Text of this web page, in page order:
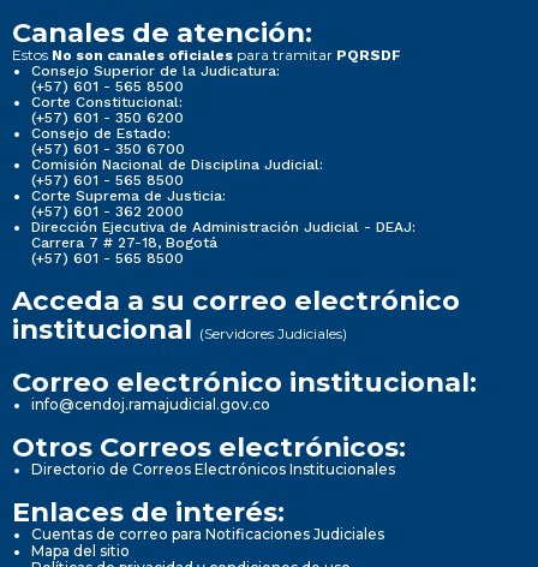
Canales de atención:
Estos No son canales oficiales para tramitar PQRSDF
Consejo Superior de la Judicatura:
(+57) 601 - 565 8500
Corte Constitucional:
(+57) 601 - 350 6200
Consejo de Estado:
(+57) 601 - 350 6700
Comisión Nacional de Disciplina Judicial:
(+57) 601 - 565 8500
Corte Suprema de Justicia:
(+57) 601 - 362 2000
Dirección Ejecutiva de Administración Judicial - DEAJ:
Carrera 7 # 27-18, Bogotá
(+57) 601 - 565 8500
Acceda a su correo electrónico
institucional (Servidores Judiciales)
Correo electrónico institucional:
info@cendoj.ramajudicial.gov.co
Otros Correos electrónicos:
Directorio de Correos Electrónicos Institucionales
Enlaces de interés:
Cuentas de correo para Notificaciones Judiciales
Mapa del sitio